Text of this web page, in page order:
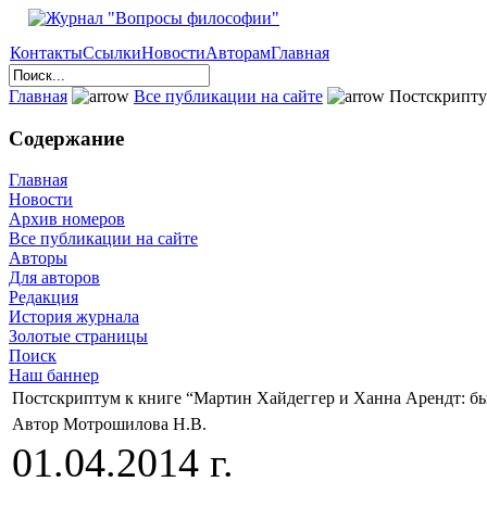
КонтактыСсылкиНовостиАвторамГлавная
Главная Все публикации на сайте
Содержание
Главная
Новости
Архив номеров
Все публикации на сайте
Авторы
Для авторов
Редакция
История журнала
Золотые страницы
Поиск
Наш баннер
Постскриптум к книге “Мартин Хайдеггер и Ханна Арендт:
Автор Мотрошилова Н.В.
01.04.2014 г.